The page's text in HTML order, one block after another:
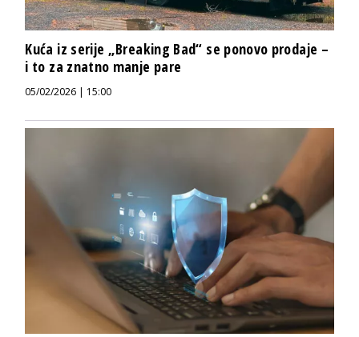
Kuća iz serije „Breaking Bad“ se ponovo prodaje –
i to za znatno manje pare
05/02/2026 | 15:00